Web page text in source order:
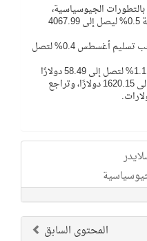
الجيوسياسية،
وانخفض الذهب في المعاملات الفورية 0.5% ليصل إلى 4067.99
وخسرت ‌العقود الأمريكية الآجلة للذهب تسليم أغسطس 0.4% لتصل
وهبطت الفضة في المعاملات الفورية 1.1% لتصل إلى 58.49 دولارًا
للأوقية، وارتفع البلاتين 0.4% ليصل إلى 1620.15 دولارًا، وتراجع
المحتوى السابق